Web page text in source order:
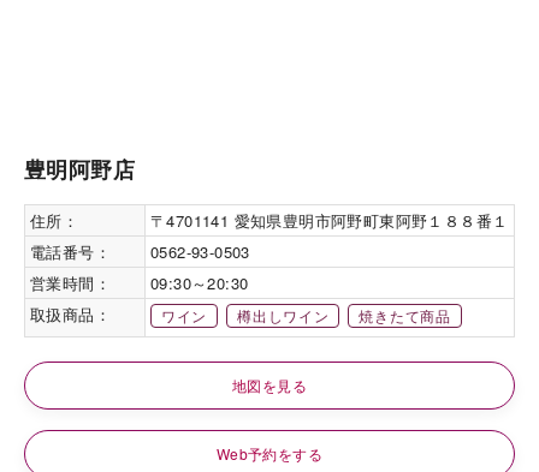
豊明阿野店
住所：
〒4701141 愛知県豊明市阿野町東阿野１８８番１
電話番号：
0562-93-0503
営業時間：
09:30～20:30
取扱商品：
ワイン 樽出しワイン 焼きたて商品
地図を見る
Web予約をする